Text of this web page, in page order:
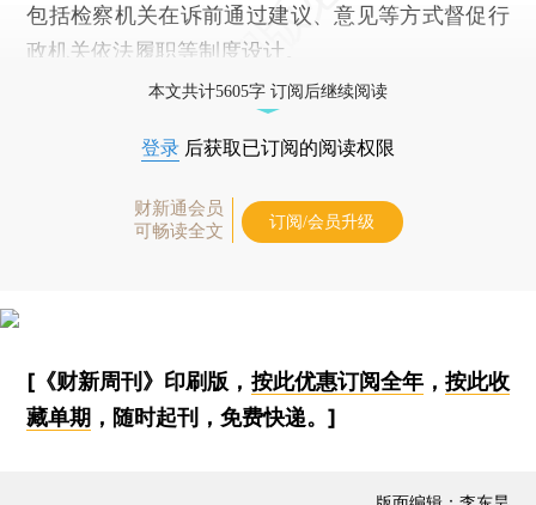
包括检察机关在诉前通过建议、意见等方式督促行
政机关依法履职等制度设计。
本文共计5605字 订阅后继续阅读
登录 后获取已订阅的阅读权限
财新通会员
可畅读全文
订阅/会员升级
[《财新周刊》印刷版， 按此优惠订阅全年， 按此收
藏单期 ，随时起刊，免费快递。]